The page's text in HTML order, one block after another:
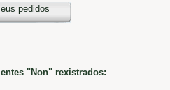
pedidos
"Non" rexistrados: